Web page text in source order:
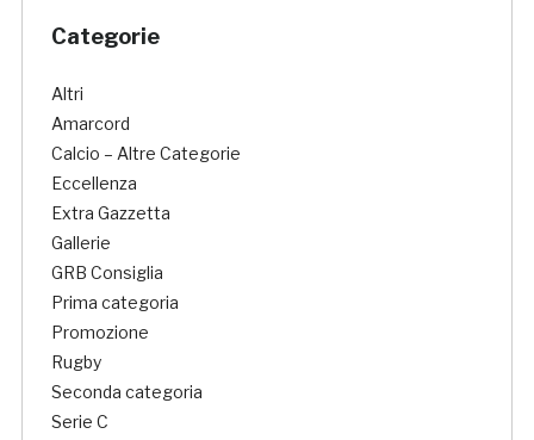
Categorie
Altri
Amarcord
Calcio – Altre Categorie
Eccellenza
Extra Gazzetta
Gallerie
GRB Consiglia
Prima categoria
Promozione
Rugby
Seconda categoria
Serie C